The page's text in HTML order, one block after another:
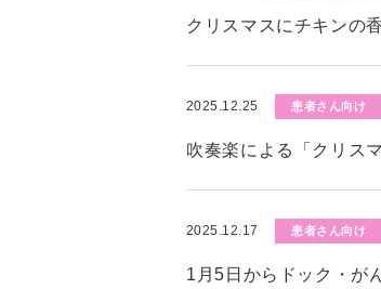
クリスマスにチキンの
2025.12.25 患者さん向け
吹奏楽による「クリス
2025.12.17 患者さん向け
1月5日からドック・が